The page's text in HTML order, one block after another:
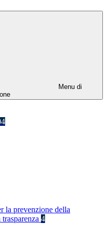
Menu di
la prevenzione della
4